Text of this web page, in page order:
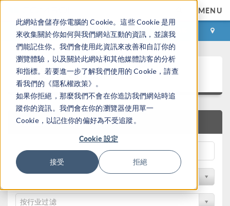
此網站會儲存你電腦的 Cookie。這些 Cookie 是用
來收集關於你如何與我們網站互動的資訊，並讓我
們能記住你。我們會使用此資訊來改善和自訂你的
瀏覽體驗，以及關於此網站和其他媒體訪客的分析
和指標。若要進一步了解我們使用的 Cookie，請查
看我們的《隱私權政策》。
如果你拒絕，那麼我們不會在你造訪我們網站時追
蹤你的資訊。我們會在你的瀏覽器使用單一
Cookie，以記住你的偏好為不受追蹤。
Cookie 設定
接受 拒絕
MENU
登录 咨询与购买
论文和技术资料
快速搜索
按物理领域过滤
按行业过滤